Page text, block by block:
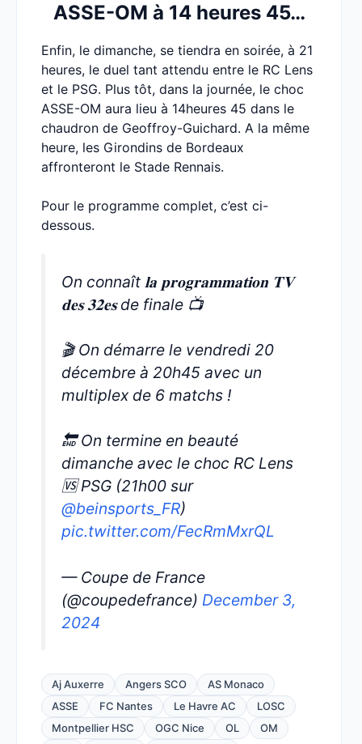
ASSE-OM à 14 heures 45…
Enfin, le dimanche, se tiendra en soirée, à 21
heures, le duel tant attendu entre le RC Lens
et le PSG. Plus tôt, dans la journée, le choc
ASSE-OM aura lieu à 14heures 45 dans le
chaudron de Geoffroy-Guichard. A la même
heure, les Girondins de Bordeaux
affronteront le Stade Rennais.
Pour le programme complet, c’est ci-
dessous.
On connaît 𝐥𝐚 𝐩𝐫𝐨𝐠𝐫𝐚𝐦𝐦𝐚𝐭𝐢𝐨𝐧 𝐓𝐕
𝐝𝐞𝐬 𝟑𝟐𝐞𝐬 de finale 📺
🎬 On démarre le vendredi 20
décembre à 20h45 avec un
multiplex de 6 matchs !
🔚 On termine en beauté
dimanche avec le choc RC Lens
🆚 PSG (21h00 sur
@beinsports_FR)
pic.twitter.com/FecRmMxrQL
— Coupe de France
(@coupedefrance) December 3,
2024
Aj Auxerre Angers SCO
AS Monaco
ASSE
FC Nantes Le Havre AC
LOSC
Montpellier HSC
OGC Nice OL
OM